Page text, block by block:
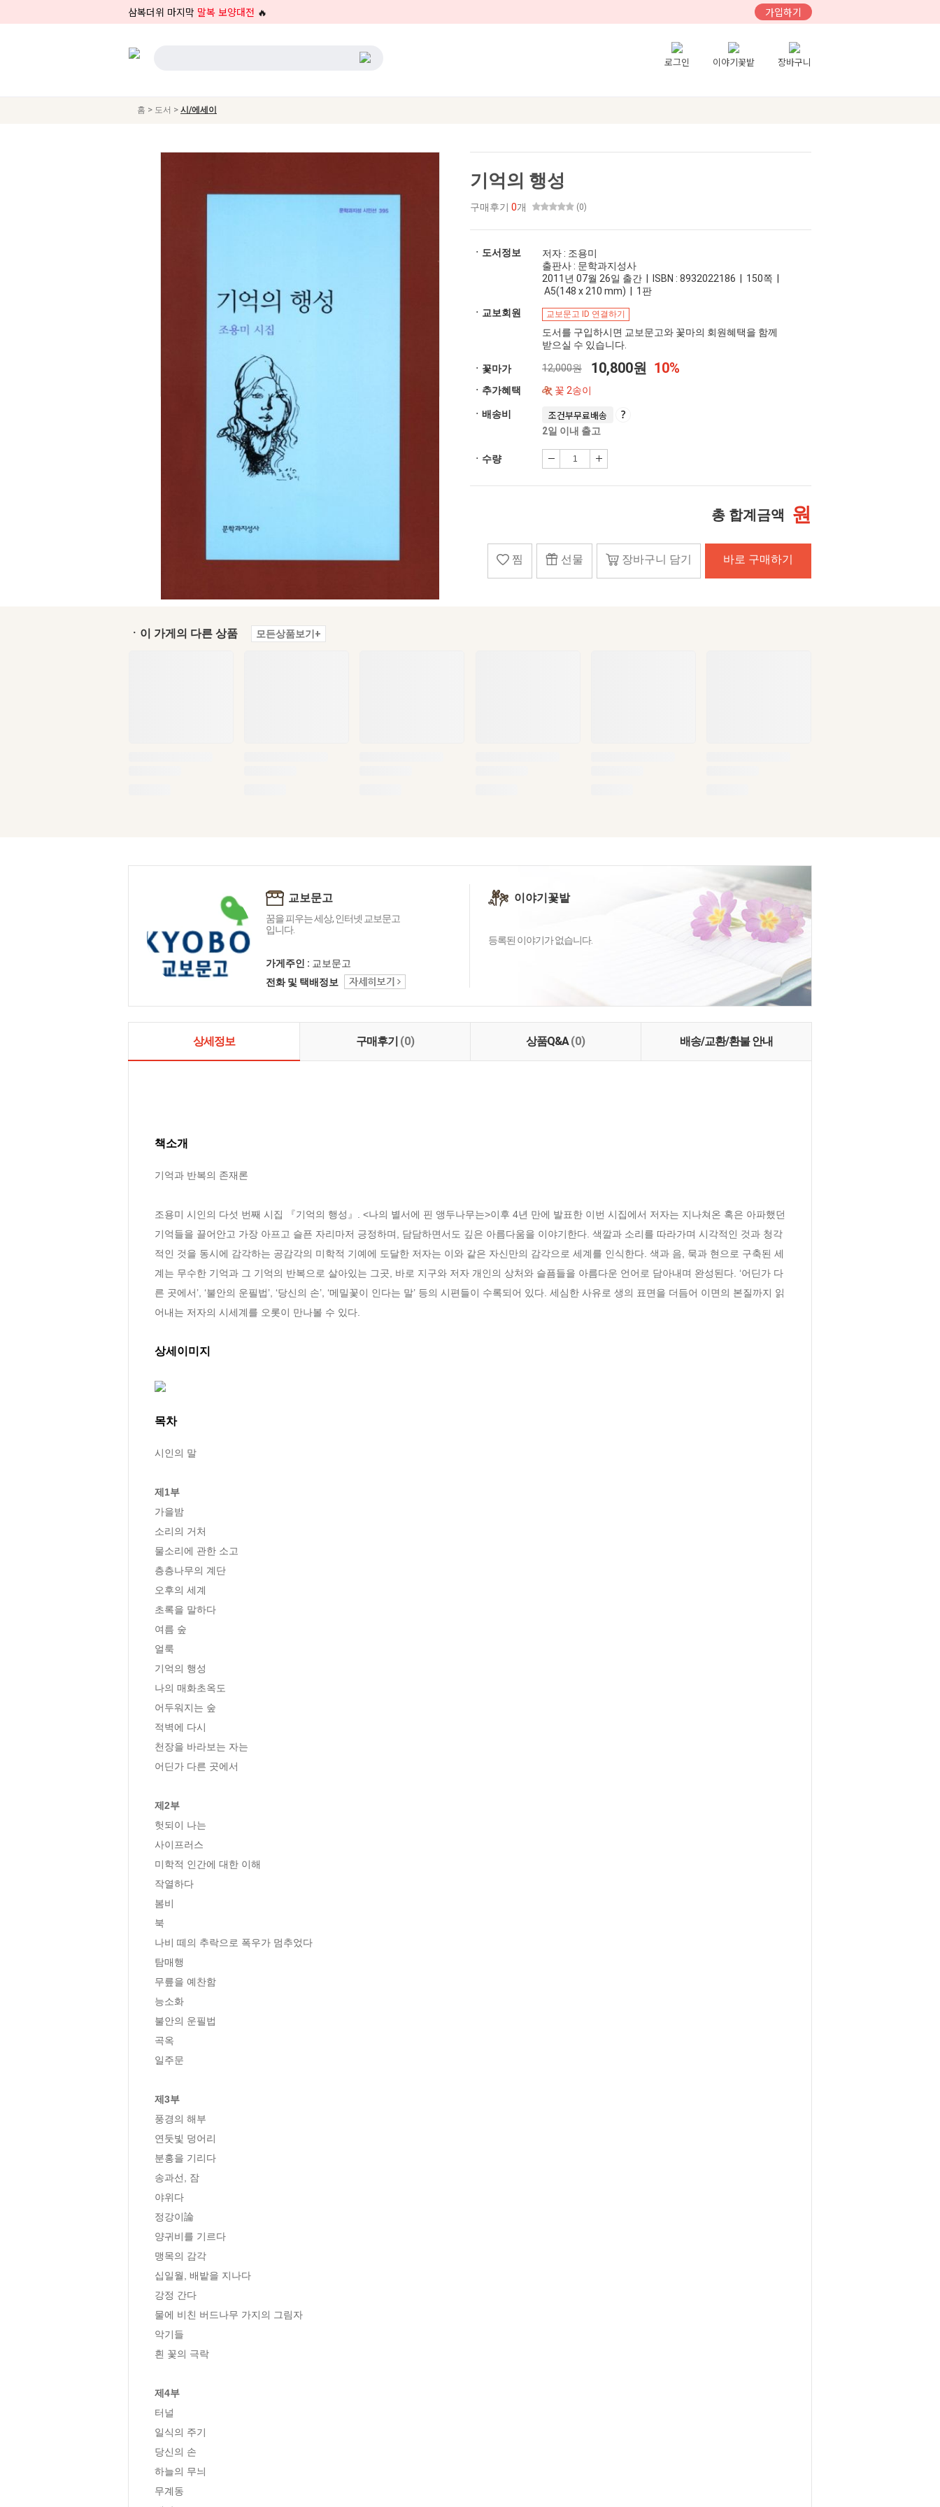
삼복더위 마지막 말복 보양대전 🔥 가입하기
로그인 이야기꽃밭 장바구니
홈 > 도서 > 시/에세이
기억의 행성
구매후기 0개 (0)
ㆍ도서정보
저자 : 조용미
출판사 : 문학과지성사
2011년 07월 26일 출간 | ISBN : 8932022186 | 150쪽 |
A5(148 x 210 mm) | 1판
ㆍ교보회원
교보문고 ID 연결하기
도서를 구입하시면 교보문고와 꽃마의 회원혜택을 함께
받으실 수 있습니다.
ㆍ꽃마가 12,000원 10,800원 10%
ㆍ추가혜택 꽃 2송이
ㆍ배송비 조건부무료배송
2일 이내 출고
ㆍ수량
총 합계금액 원
찜 선물 장바구니 담기 바로 구매하기
ㆍ이 가게의 다른 상품 모든상품보기+
교보문고
꿈을 피우는 세상, 인터넷 교보문고
입니다.
가게주인 : 교보문고
전화 및 택배정보
이야기꽃밭
등록된 이야기가 없습니다.
상세정보 구매후기 (0) 상품Q&A(0) 배송/교환/환불 안내
책소개
기억과 반복의 존재론
조용미 시인의 다섯 번째 시집 『기억의 행성』. <나의 별서에 핀 앵두나무는>이후 4년 만에 발표한 이번 시집에서 저자는 지나쳐온 혹은 아파했던
기억들을 끌어안고 가장 아프고 슬픈 자리마저 긍정하며, 담담하면서도 깊은 아름다움을 이야기한다. 색깔과 소리를 따라가며 시각적인 것과 청각
적인 것을 동시에 감각하는 공감각의 미학적 기예에 도달한 저자는 이와 같은 자신만의 감각으로 세계를 인식한다. 색과 음, 묵과 현으로 구축된 세
계는 무수한 기억과 그 기억의 반복으로 살아있는 그곳, 바로 지구와 저자 개인의 상처와 슬픔들을 아름다운 언어로 담아내며 완성된다. ‘어딘가 다
른 곳에서’, ‘불안의 운필법’, ‘당신의 손’, ‘메밀꽃이 인다는 말’ 등의 시편들이 수록되어 있다. 세심한 사유로 생의 표면을 더듬어 이면의 본질까지 읽
어내는 저자의 시세계를 오롯이 만나볼 수 있다.
상세이미지
목차
시인의 말
제1부
가을밤
소리의 거처
물소리에 관한 소고
층층나무의 계단
오후의 세계
초록을 말하다
여름 숲
얼룩
기억의 행성
나의 매화초옥도
어두워지는 숲
적벽에 다시
천장을 바라보는 자는
어딘가 다른 곳에서
제2부
헛되이 나는
사이프러스
미학적 인간에 대한 이해
작열하다
봄비
북
나비 떼의 추락으로 폭우가 멈추었다
탐매행
무릎을 예찬함
능소화
불안의 운필법
곡옥
일주문
제3부
풍경의 해부
연둣빛 덩어리
분홍을 기리다
송과선, 잠
야위다
정강이論
양귀비를 기르다
맹목의 감각
십일월, 배밭을 지나다
강정 간다
물에 비친 버드나무 가지의 그림자
악기들
흰 꽃의 극락
제4부
터널
일식의 주기
당신의 손
하늘의 무늬
무계동